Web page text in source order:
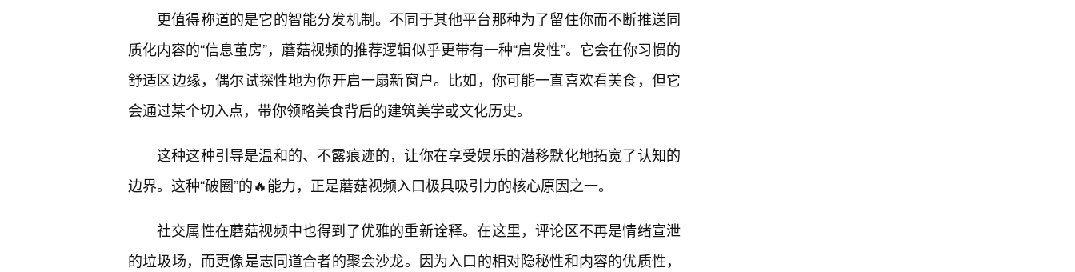
更值得称道的是它的智能分发机制。不同于其他平台那种为了留住你而不断推送同
质化内容的“信息茧房”，蘑菇视频的推荐逻辑似乎更带有一种“启发性”。它会在你习惯的
舒适区边缘，偶尔试探性地为你开启一扇新窗户。比如，你可能一直喜欢看美食，但它
会通过某个切入点，带你领略美食背后的建筑美学或文化历史。
这种这种引导是温和的、不露痕迹的，让你在享受娱乐的潜移默化地拓宽了认知的
边界。这种“破圈”的🔥能力，正是蘑菇视频入口极具吸引力的核心原因之一。
社交属性在蘑菇视频中也得到了优雅的重新诠释。在这里，评论区不再是情绪宣泄
的垃圾场，而更像是志同道合者的聚会沙龙。因为入口的相对隐秘性和内容的优质性，